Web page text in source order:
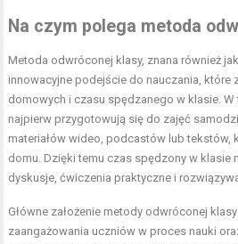
Na czym polega metoda
Metoda odwróconej klasy, znana również
innowacyjne podejście do nauczania, które
domowych i czasu spędzanego w klasie.
najpierw przygotowują się do zajęć
materiałów wideo, podcastów lub tekstów,
domu. Dzięki temu czas spędzony w klasie
dyskusje, ćwiczenia praktyczne i
Główne założenie metody odwróconej
zaangażowania uczniów w proces nauki